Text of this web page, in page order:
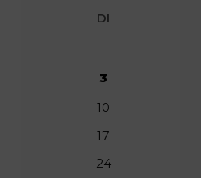
Dl
3
10
17
24